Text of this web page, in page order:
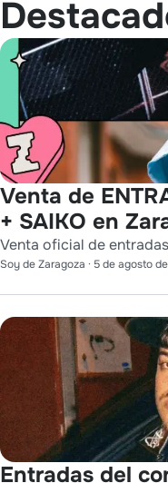
Venta de
+ SAIKO en
Venta oficial de
Soy de Zaragoza · 5 de agosto
Entradas del